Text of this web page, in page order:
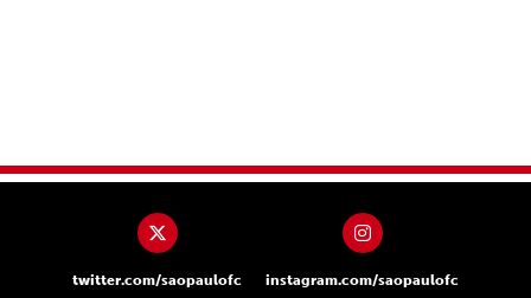
twitter.com/saopaulofc instagram.com/saopaulofc